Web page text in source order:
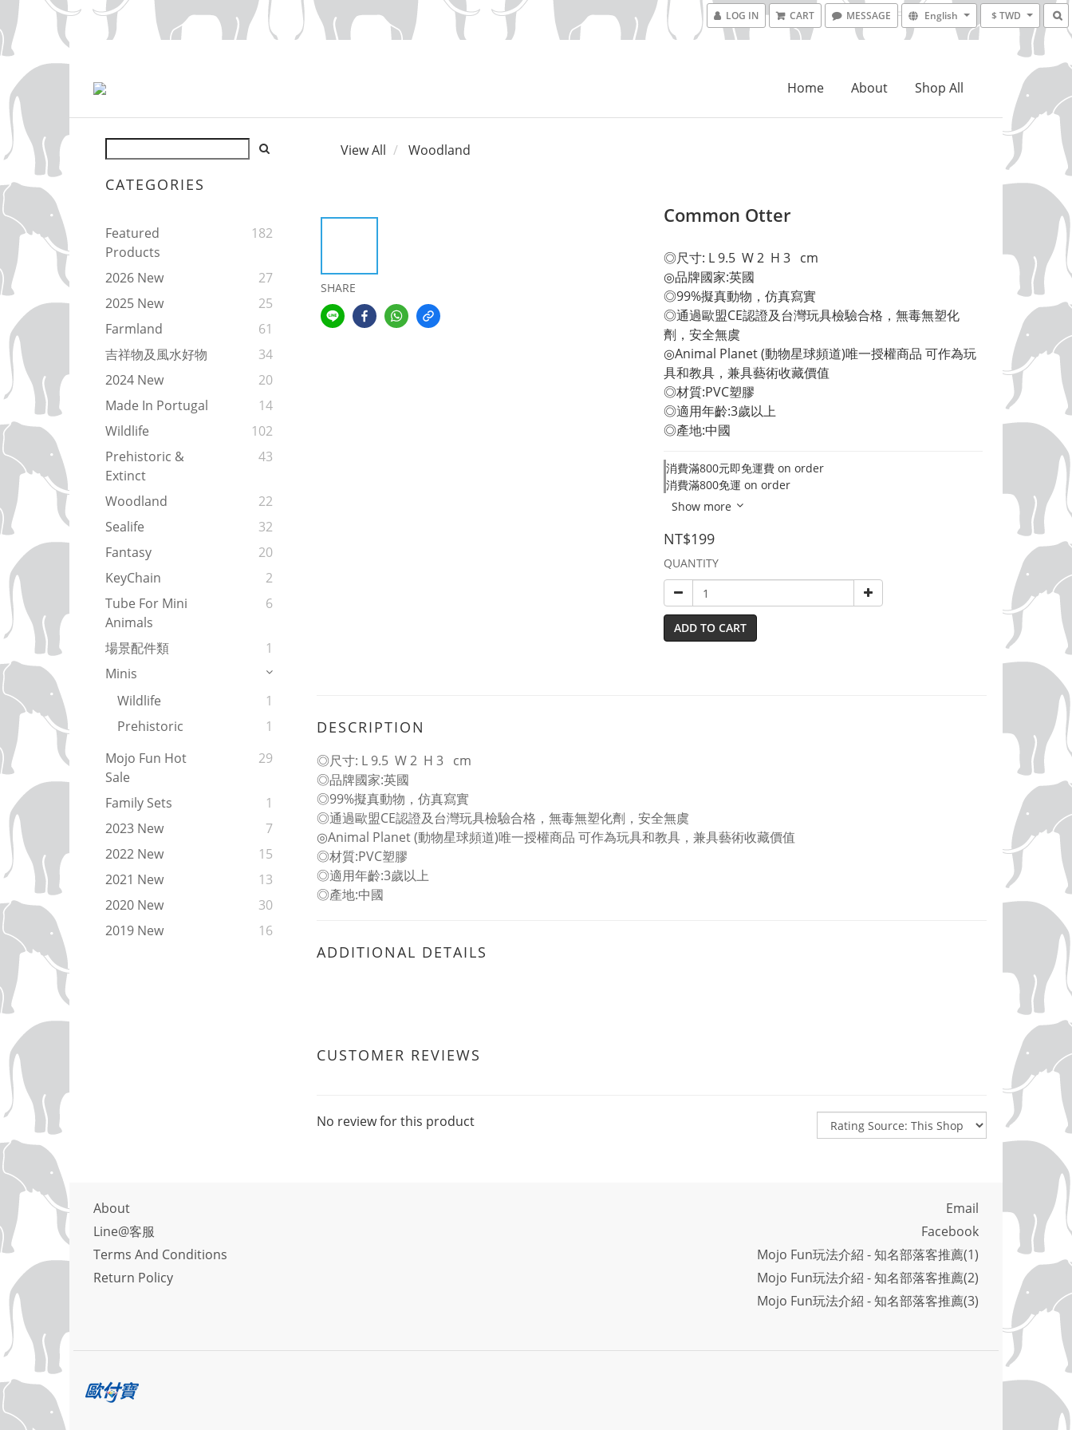
LOG IN CART MESSAGE English $ TWD
Home About Shop All
CATEGORIES
Featured
Products
182
2026 New
27
2025 New
25
Farmland
61
吉祥物及風水好物
34
2024 New
20
Made In Portugal
14
Wildlife
102
Prehistoric &
Extinct
43
Woodland
22
Sealife
32
Fantasy
20
KeyChain
2
Tube For Mini
Animals
6
場景配件類
1
Minis
Wildlife
1
Prehistoric
1
Mojo Fun Hot
Sale
29
Family Sets
1
2023 New
7
2022 New
15
2021 New
13
2020 New
30
2019 New
16
View All Woodland
SHARE
Common Otter
◎尺寸: L 9.5  W 2  H 3   cm
◎品牌國家:英國
◎99%擬真動物，仿真寫實
◎通過歐盟CE認證及台灣玩具檢驗合格，無毒無塑化
劑，安全無虞
◎Animal Planet (動物星球頻道)唯一授權商品 可作為玩
具和教具，兼具藝術收藏價值
◎材質:PVC塑膠
◎適用年齡:3歲以上
◎產地:中國
消費滿800元即免運費 on order
消費滿800免運 on order
Show more
NT$199
QUANTITY
ADD TO CART
DESCRIPTION
◎尺寸: L 9.5 W 2 H 3 cm
◎品牌國家:英國
◎99%擬真動物，仿真寫實
◎通過歐盟CE認證及台灣玩具檢驗合格，無毒無塑化劑，安全無虞
◎Animal Planet (動物星球頻道)唯一授權商品 可作為玩具和教具，兼具藝術收藏價值
◎材質:PVC塑膠
◎適用年齡:3歲以上
◎產地:中國
ADDITIONAL DETAILS
CUSTOMER REVIEWS
No review for this product
About
Line@客服
Terms And Conditions
Return Policy
Email
Facebook
Mojo Fun玩法介紹 - 知名部落客推薦(1)
Mojo Fun玩法介紹 - 知名部落客推薦(2)
Mojo Fun玩法介紹 - 知名部落客推薦(3)